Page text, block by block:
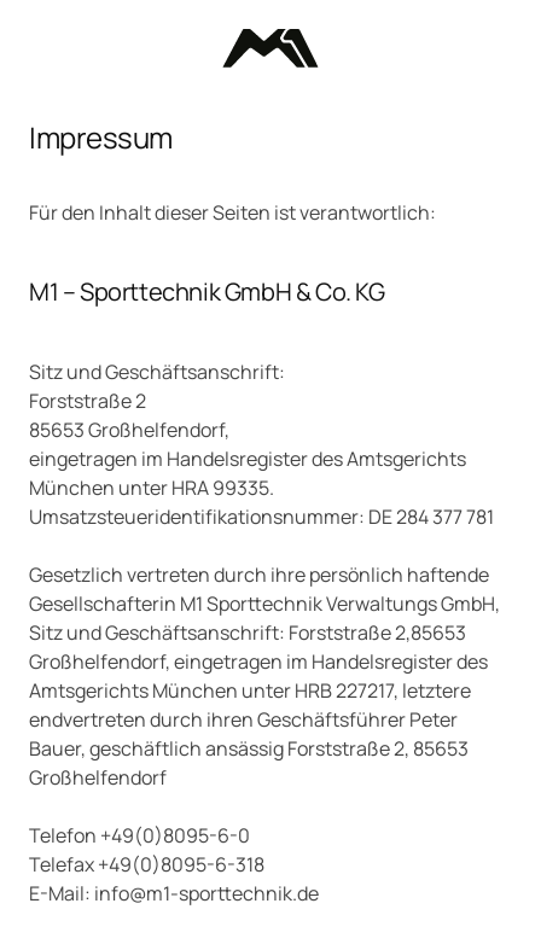
Impressum
Für den Inhalt dieser Seiten ist verantwortlich:
M1 – Sporttechnik GmbH & Co. KG
Sitz und Geschäftsanschrift:
Forststraße 2
85653 Großhelfendorf,
eingetragen im Handelsregister des Amtsgerichts
München unter HRA 99335.
Umsatzsteueridentifikationsnummer: DE 284 377 781
Gesetzlich vertreten durch ihre persönlich haftende
Gesellschafterin M1 Sporttechnik Verwaltungs GmbH,
Sitz und Geschäftsanschrift: Forststraße 2,85653
Großhelfendorf, eingetragen im Handelsregister des
Amtsgerichts München unter HRB 227217, letztere
endvertreten durch ihren Geschäftsführer Peter
Bauer, geschäftlich ansässig Forststraße 2, 85653
Großhelfendorf
Telefon +49(0)8095-6-0
Telefax +49(0)8095-6-318
E-Mail: info@m1-sporttechnik.de